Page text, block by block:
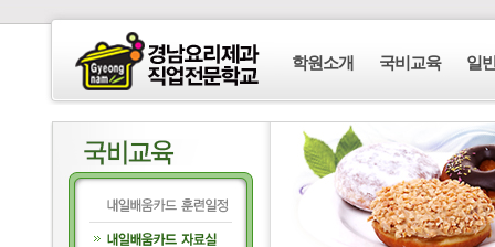
학원소개 국비교육 일